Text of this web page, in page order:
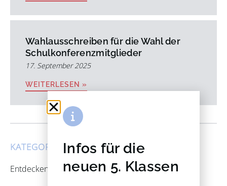
Wahlausschreiben für die Wahl der
Schulkonferenzmitglieder
17. September 2025
WEITERLESEN »
KATEGORIEN
Entdecken Sie Aktuelles aus folgenden Rubriken:
Infos für die
neuen 5. Klassen